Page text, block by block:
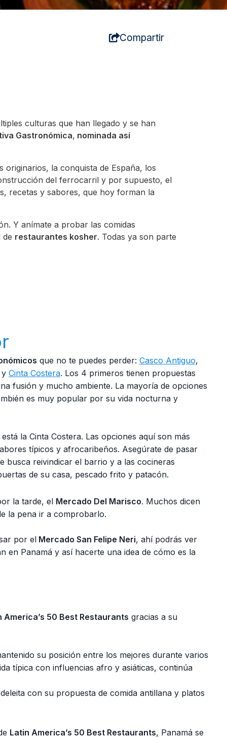
Compartir
culturas que han llegado y se han
Gastronómica, nominada así
la conquista de España, los
del ferrocarril y por supuesto, el
recetas y sabores, que hoy forman la
Y anímate a probar las comidas
de restaurantes kosher. Todas ya son parte
que no te puedes perder: Casco Antiguo,
y Cinta Costera. Los 4 primeros tienen propuestas
fusión y mucho ambiente. La mayoría de opciones
es muy popular por su vida nocturna y
la Cinta Costera. Las opciones aquí son más
típicos y afrocaribeños. Asegúrate de pasar
busca reivindicar el barrio y a las cocineras
de su casa, pescado frito y patacón.
la tarde, el Mercado Del Marisco. Muchos dicen
la pena ir a comprobarlo.
por elMercado San Felipe Neri, ahí podrás ver
en Panamá y así hacerte una idea de cómo es la
50 Best Restaurants gracias a su
su posición entre los mejores durante varios
típica con influencias afro y asiáticas, continúa
con su propuesta de comida antillana y platos
Latin America’s 50 Best Restaurants, Panamá se